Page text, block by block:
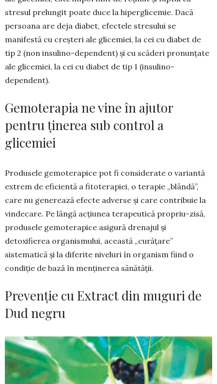
stresul prelungit poate duce la hipergli­cemie. Dacă
persoana are deja diabet, efectele stresului se
manifestă cu creșteri ale glicemiei, la cei cu diabet de
tip 2 (non insulino-dependent) și cu scăderi pronunțate
ale glicemiei, la cei cu diabet de tip 1 (insulino-
dependent).
Gemoterapia ne vine în ajutor
pentru ținerea sub control a
glicemiei
Produsele gemoterapice pot fi considerate o variantă
extrem de eficientă a fitoterapiei, o terapie „blândă”,
care nu generează efecte adverse și care contribuie la
vindecare. Pe lângă acțiunea terapeu­tică propriu-zisă,
produsele gemoterapice asigură drenajul și
detoxifierea organis­mului, această „curățare”
sistematică și la diferite niveluri în organism fiind o
condiție de bază în menține­rea sănătății.
Prevenție cu Extract din muguri de
Dud negru